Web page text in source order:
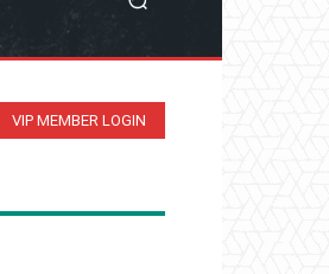
VIP MEMBER LOGIN